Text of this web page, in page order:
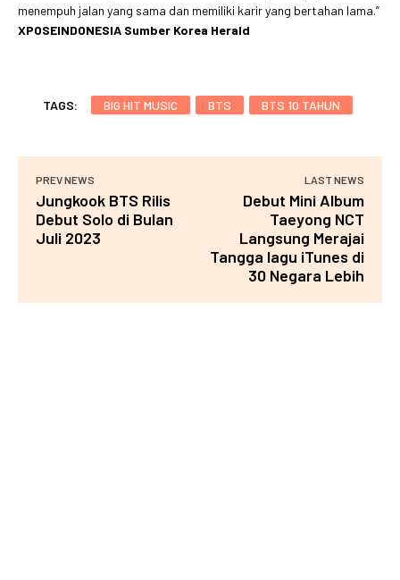
menempuh jalan yang sama dan memiliki karir yang bertahan lama.”
XPOSEINDONESIA Sumber Korea Herald
TAGS: BIG HIT MUSIC BTS BTS 10 TAHUN
PREV NEWS
Jungkook BTS Rilis
Debut Solo di Bulan
Juli 2023
LAST NEWS
Debut Mini Album
Taeyong NCT
Langsung Merajai
Tangga lagu iTunes di
30 Negara Lebih